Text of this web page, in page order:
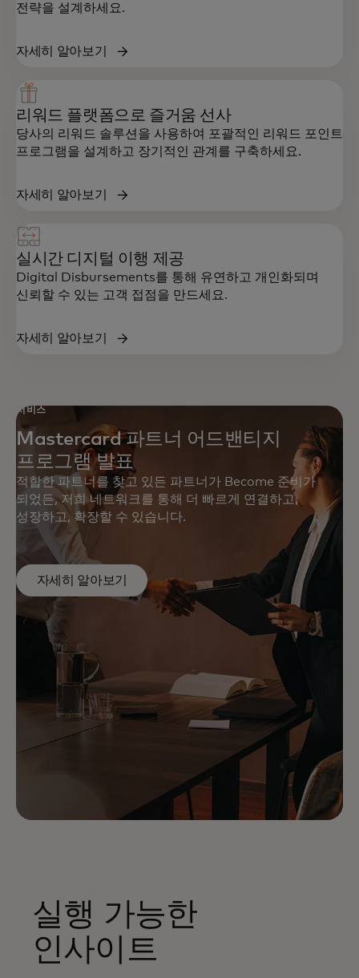
전략을 설계하세요.
자세히 알아보기
리워드 플랫폼으로 즐거움 선사
당사의 리워드 솔루션을 사용하여 포괄적인 리워드 포인트
프로그램을 설계하고 장기적인 관계를 구축하세요.
자세히 알아보기
실시간 디지털 이행 제공
Digital Disbursements를 통해 유연하고 개인화되며
신뢰할 수 있는 고객 접점을 만드세요.
자세히 알아보기
서비스
Mastercard 파트너 어드밴티지
프로그램 발표
적합한 파트너를 찾고 있든 파트너가 Become 준비가
되었든, 저희 네트워크를 통해 더 빠르게 연결하고,
성장하고, 확장할 수 있습니다.
자세히 알아보기
실행 가능한
인사이트